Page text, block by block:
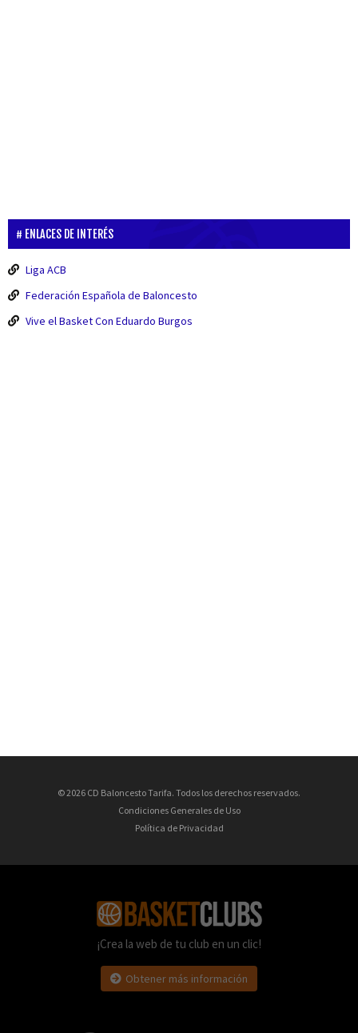
ENLACES DE INTERÉS
Liga ACB
Federación Española de Baloncesto
Vive el Basket Con Eduardo Burgos
© 2026 CD Baloncesto Tarifa. Todos los derechos reservados.
Condiciones Generales de Uso
Política de Privacidad
¡Crea la web de tu club en un clic!
Obtener más información